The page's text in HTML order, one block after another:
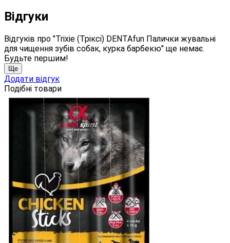
Відгуки
Відгуків про "Trixie (Тріксі) DENTAfun Палички жувальні
для чищення зубів собак, курка барбекю" ще немає.
Будьте першим!
Ще
Додати відгук
Подібні товари